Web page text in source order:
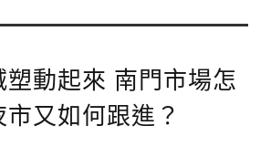
動起來 南門市場怎
又如何跟進？